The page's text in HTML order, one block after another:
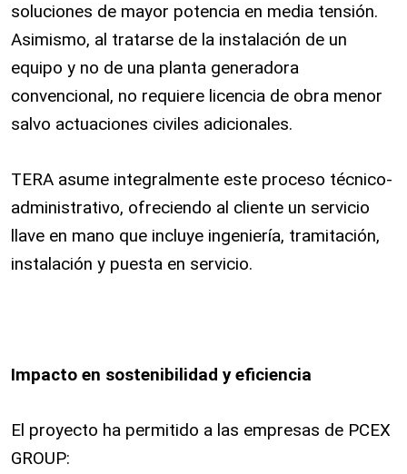
soluciones de mayor potencia en media tensión.
Asimismo, al tratarse de la instalación de un
equipo y no de una planta generadora
convencional, no requiere licencia de obra menor
salvo actuaciones civiles adicionales.
TERA asume integralmente este proceso técnico-
administrativo, ofreciendo al cliente un servicio
llave en mano que incluye ingeniería, tramitación,
instalación y puesta en servicio.
Impacto en sostenibilidad y eficiencia
El proyecto ha permitido a las empresas de PCEX
GROUP: